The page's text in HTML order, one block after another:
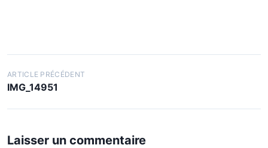
N
a
v
i
ARTICLE PRÉCÉDENT
IMG_14951
Laisser un commentaire